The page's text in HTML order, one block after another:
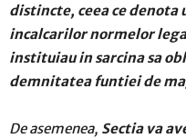
distincte, ceea ce
incalcarilor normelor
instituiau in sarcina sa
demnitatea funtiei de
De asemenea, Sectia va